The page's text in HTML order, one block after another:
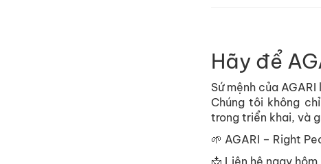
Hãy để
Sứ mệnh của
Chúng tôi không
trong triển khai, và
🌱 AGARI – Right